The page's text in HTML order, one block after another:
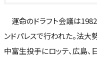
運命のドラフト会議は
ンドパレスで行われた。法
中富生投手にロッテ、広島